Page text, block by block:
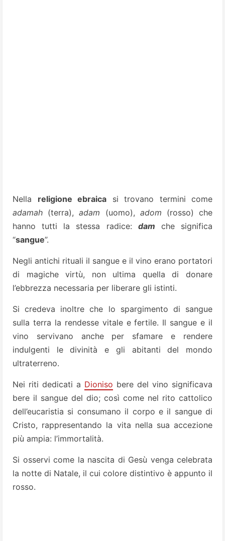
Nella religione ebraica si trovano termini come
adamah (terra),adam (uomo), adom (rosso) che
hanno tutti la stessa radice: dam che significa
“sangue”.
Negli antichi rituali il sangue e il vino erano portatori
di magiche virtù, non ultima quella di donare
l’ebbrezza necessaria per liberare gli istinti.
Si credeva inoltre che lo spargimento di sangue
sulla terra la rendesse vitale e fertile. Il sangue e il
vino servivano anche per sfamare e rendere
indulgenti le divinità e gli abitanti del mondo
ultraterreno.
Nei riti dedicati a Dioniso bere del vino significava
bere il sangue del dio; così come nel rito cattolico
dell’eucaristia si consumano il corpo e il sangue di
Cristo, rappresentando la vita nella sua accezione
più ampia: l’immortalità.
Si osservi come la nascita di Gesù venga celebrata
la notte di Natale, il cui colore distintivo è appunto il
rosso.